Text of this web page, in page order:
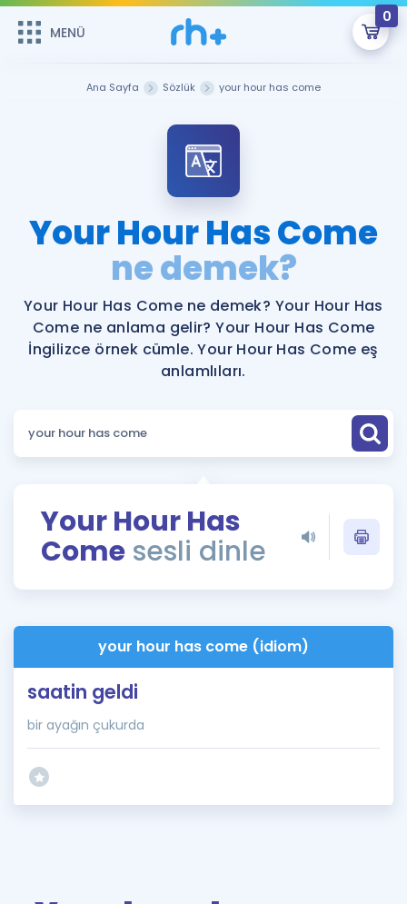
MENÜ
0
Şifremi Hatırlamıyorum
Sepetin Şu An Boş.
Remzi Hoca ile seni sınava hazırlayacak onlarca eğitim seni
bekliyor!
MENÜ
Faydalı Araçlar
Ücretsiz Kaynaklar
Kampanyalar
Blog
İngilizce Gramer
Blog
İngilizce Gramer
Kariyer
Ana Sayfa Sözlük your hour has come
Your Hour Has Come
ne demek?
Your Hour Has Come ne demek? Your Hour Has
Come ne anlama gelir? Your Hour Has Come
İngilizce örnek cümle. Your Hour Has Come eş
anlamlıları.
Your Hour Has
Come sesli dinle
your hour has come (idiom)
saatin geldi
bir ayağın çukurda